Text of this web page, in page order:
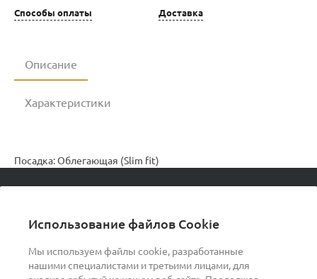
Использование файлов Cookie
Мы используем файлы cookie, разработанные
нашими специалистами и третьими лицами, для
Способы оплаты Доставка
Описание
Характеристики
Посадка: Облегающая (Slim fit)
О компании